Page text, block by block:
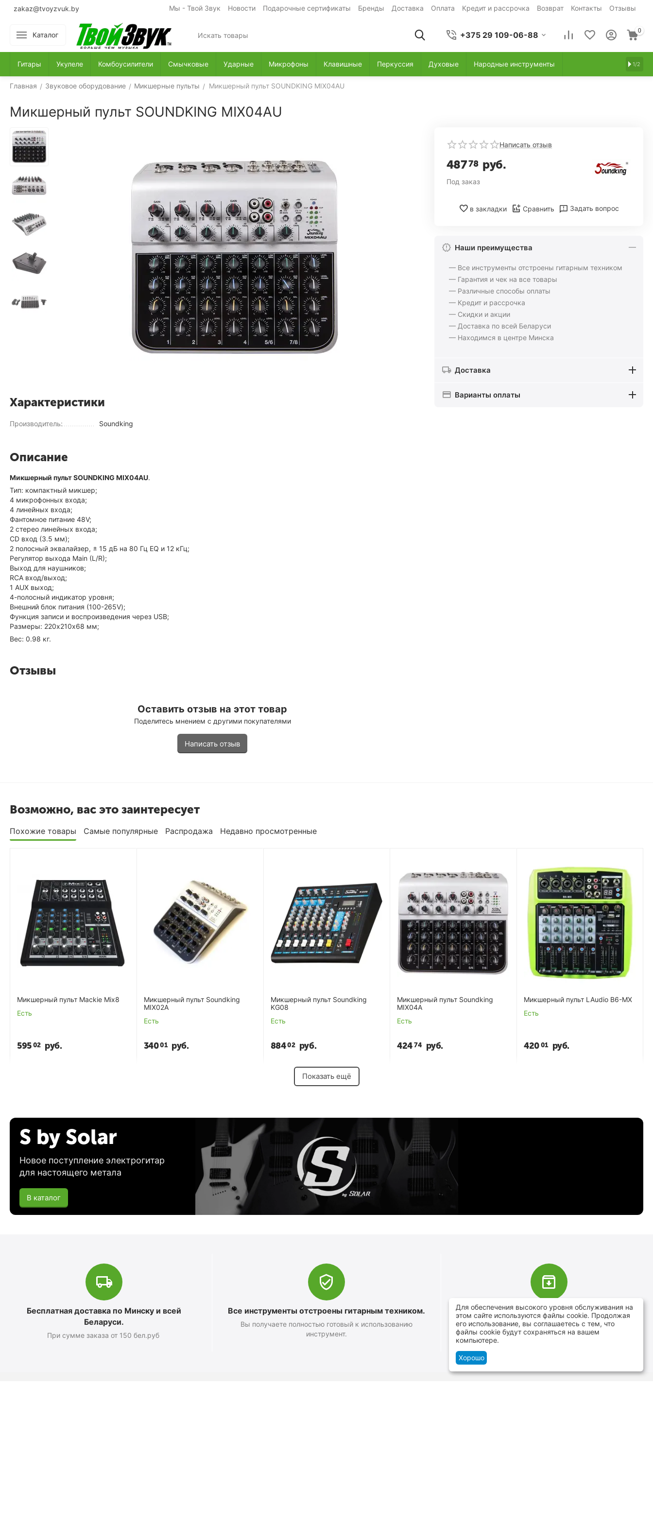
zakaz@tvoyzvuk.by Мы - Твой Звук Новости Подарочные сертификаты Бренды Доставка Оплата Кредит и рассрочка Возврат Контакты Отзывы
Каталог +375 29 109-06-88 0
Гитары Укулеле Комбоусилители Смычковые Ударные Микрофоны Клавишные Перкуссия Духовые Народные инструменты 1/2
Главная / Звуковое оборудование / Микшерные пульты / Микшерный пульт SOUNDKING MIX04AU
Микшерный пульт SOUNDKING MIX04AU
Написать отзыв
48778 руб.
Под заказ
в закладки Сравнить Задать вопрос
Наши преимущества
— Все инструменты отстроены гитарным техником
— Гарантия и чек на все товары
— Различные способы оплаты
— Кредит и рассрочка
— Скидки и акции
— Доставка по всей Беларуси
— Находимся в центре Минска
Доставка
Варианты оплаты
Характеристики
Производитель: Soundking
Описание
Микшерный пульт SOUNDKING MIX04AU.
Тип: компактный микшер;
4 микрофонных входа;
4 линейных входа;
Фантомное питание 48V;
2 стерео линейных входа;
CD вход (3.5 мм);
2 полосный эквалайзер, ± 15 дБ на 80 Гц EQ и 12 кГц;
Регулятор выхода Main (L/R);
Выход для наушников;
RCA вход/выход;
1 AUX выход;
4-полосный индикатор уровня;
Внешний блок питания (100-265V);
Функция записи и воспроизведения через USB;
Размеры: 220х210х68 мм;
Вес: 0.98 кг.
Отзывы
Оставить отзыв на этот товар
Поделитесь мнением с другими покупателями
Написать отзыв
Возможно, вас это заинтересует
Похожие товары Самые популярные Распродажа Недавно просмотренные
Микшерный пульт Mackie Mix8
Есть
59502 руб.
Микшерный пульт Soundking
MIX02A
Есть
34001 руб.
Микшерный пульт Soundking
KG08
Есть
88402 руб.
Микшерный пульт Soundking
MIX04A
Есть
42474 руб.
Микшерный пульт LAudio B6-MX
Есть
42001 руб.
Показать ещё
S by Solar
Новое поступление электрогитар
для настоящего метала
В каталог
Бесплатная доставка по Минску и всей
Беларуси.
При сумме заказа от 150 бел.руб
Все инструменты отстроены гитарным техником.
Вы получаете полностью готовый к использованию
инструмент.
В наличии более 4000 наименований
товаров
От расходников до сценического оборудования
Для обеспечения высокого уровня обслуживания на
этом сайте используются файлы cookie. Продолжая
его использование, вы соглашаетесь с тем, что
файлы cookie будут сохраняться на вашем
компьютере.
Хорошо